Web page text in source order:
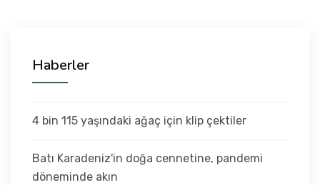
Haberler
4 bin 115 yaşındaki ağaç için klip çektiler
Batı Karadeniz'in doğa cennetine, pandemi
döneminde akın